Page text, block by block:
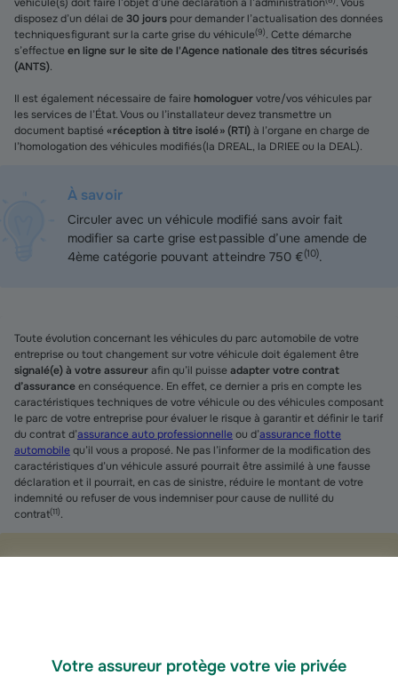
Votre assureur protège votre vie privée
disposez d’un délai de30 jours pour demander l’actualisation des données
techniques figurant sur la carte grise du véhicule(9). Cette démarche
s’effectueen ligne sur le site de l'Agence nationale des titres sécurisés
(ANTS).
Il est également nécessaire de fairehomologuervotre/vos véhicules par
les services de l’État. Vous ou l’installateur devez transmettre un
document baptisé« réception à titre isolé » (RTI)à l’organe en charge de
l’homologation des véhicules modifiés (la DREAL, la DRIEE ou la DEAL).
À savoir
Circuler avec un véhicule modifié sans avoir fait
modifier sa carte grise est passible d’une amende de
4ème catégorie pouvant atteindre 750 €(10).
Toute évolution concernant les véhicules du parc automobile de votre
entreprise ou tout changement sur votre véhicule doit également être
signalé(e) à votre assureurafin qu’il puisseadapter votre contrat
d’assuranceen conséquence. En effet, ce dernier a pris en compte les
caractéristiques techniques de votre véhicule ou des véhicules composant
le parc de votre entreprise pour évaluer le risque à garantir et définir le tarif
du contrat d’assurance auto professionnelleou d’assurance flotte
automobilequ’il vous a proposé. Ne pas l’informer de la modification des
caractéristiques d’un véhicule assuré pourrait être assimilé à une fausse
déclaration et il pourrait, en cas de sinistre, réduire le montant de votre
indemnité ou refuser de vous indemniser pour cause de nullité du
contrat(11).
Assuré Groupama
carte(s) grise(s) pour continuer à bénéficier d’une
protection adaptée.